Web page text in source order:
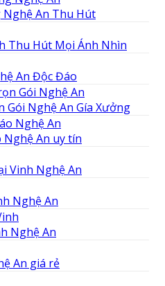
Nghệ An Thu Hút
Thu Hút Mọi Ánh Nhìn
An Độc Đáo
Gói Nghệ An Gía Xưởng
Nghệ An uy tín
Vinh Nghệ An
Nghệ An
Nghệ An
An giá rẻ